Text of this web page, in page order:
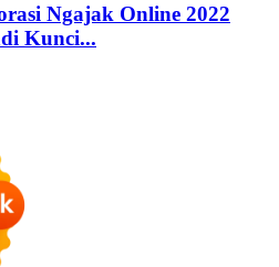
Ngajak Online 2022
Kunci...